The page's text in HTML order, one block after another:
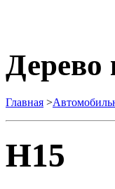
Дерево
Главная >
H15